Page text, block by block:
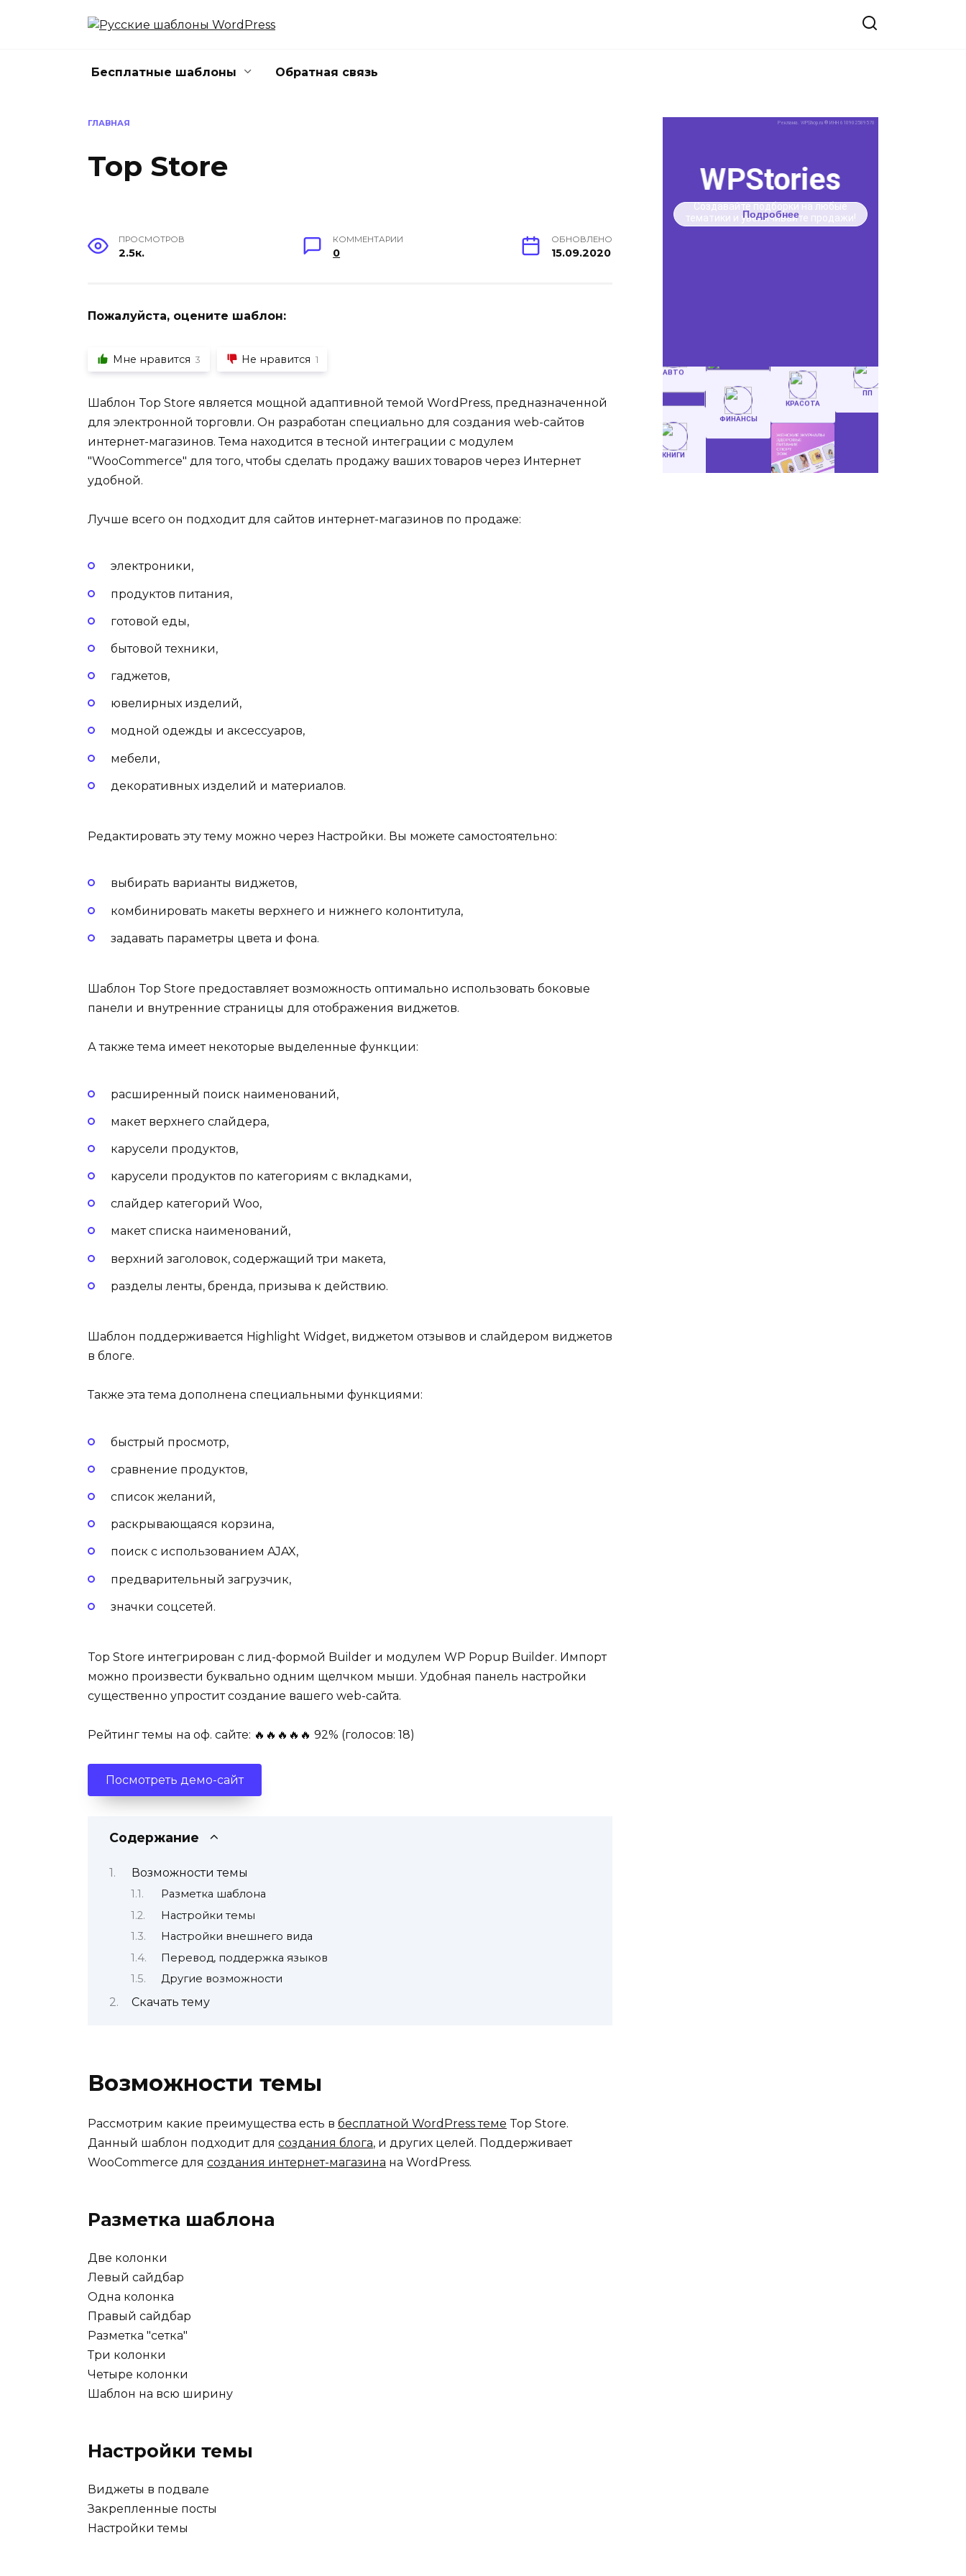
Бесплатные шаблоны Обратная связь
ГЛАВНАЯ
Top Store
ПРОСМОТРОВ
2.5к.
КОММЕНТАРИИ
0
ОБНОВЛЕНО
15.09.2020
Пожалуйста, оцените шаблон:
Мне нравится 3 Не нравится 1
Шаблон Top Store является мощной адаптивной темой WordPress, предназначенной
для электронной торговли. Он разработан специально для создания web-сайтов
интернет-магазинов. Тема находится в тесной интеграции с модулем
"WooCommerce" для того, чтобы сделать продажу ваших товаров через Интернет
удобной.
Лучше всего он подходит для сайтов интернет-магазинов по продаже:
электроники,
продуктов питания,
готовой еды,
бытовой техники,
гаджетов,
ювелирных изделий,
модной одежды и аксессуаров,
мебели,
декоративных изделий и материалов.
Редактировать эту тему можно через Настройки. Вы можете самостоятельно:
выбирать варианты виджетов,
комбинировать макеты верхнего и нижнего колонтитула,
задавать параметры цвета и фона.
Шаблон Top Store предоставляет возможность оптимально использовать боковые
панели и внутренние страницы для отображения виджетов.
А также тема имеет некоторые выделенные функции:
расширенный поиск наименований,
макет верхнего слайдера,
карусели продуктов,
карусели продуктов по категориям с вкладками,
слайдер категорий Woo,
макет списка наименований,
верхний заголовок, содержащий три макета,
разделы ленты, бренда, призыва к действию.
Шаблон поддерживается Highlight Widget, виджетом отзывов и слайдером виджетов
в блоге.
Также эта тема дополнена специальными функциями:
быстрый просмотр,
сравнение продуктов,
список желаний,
раскрывающаяся корзина,
поиск с использованием AJAX,
предварительный загрузчик,
значки соцсетей.
Top Store интегрирован с лид-формой Builder и модулем WP Popup Builder. Импорт
можно произвести буквально одним щелчком мыши. Удобная панель настройки
существенно упростит создание вашего web-сайта.
Рейтинг темы на оф. сайте: 🔥🔥🔥🔥🔥 92% (голосов: 18)
Посмотреть демо-сайт
Содержание
Возможности темы
Разметка шаблона
Настройки темы
Настройки внешнего вида
Перевод, поддержка языков
Другие возможности
Скачать тему
Возможности темы
Рассмотрим какие преимущества есть в бесплатной WordPress теме Top Store.
Данный шаблон подходит для создания блога, и других целей. Поддерживает
WooCommerce для создания интернет-магазина на WordPress.
Разметка шаблона
Две колонки
Левый сайдбар
Одна колонка
Правый сайдбар
Разметка "сетка"
Три колонки
Четыре колонки
Шаблон на всю ширину
Настройки темы
Виджеты в подвале
Закрепленные посты
Настройки темы